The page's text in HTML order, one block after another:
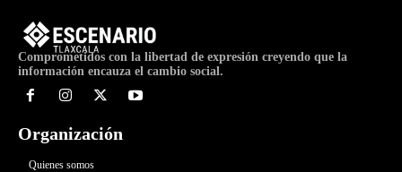
Comprometidos con la libertad de expresión creyendo que la
información encauza el cambio social.
Organización
Quienes somos